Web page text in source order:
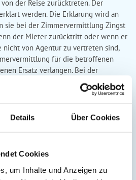
Details Über Cookies
Cookies
um Inhalte und Anzeigen zu
der Reise zurücktreten. Der
werden. Die Erklärung wird an
sie bei der Zimmervermittlung Zingst
der Mieter zurücktritt oder wenn er
nicht von Agentur zu vertreten sind,
für die betroffenen
Ersatz verlangen. Bei der
die gewöhnlich ersparten
mögliche anderweitige
Bis zu Mietbeginn kann der
dritte Person in seine Rechte und
die Ersatzperson als
und Rücktrittsgebühren sind
wird die einmalige